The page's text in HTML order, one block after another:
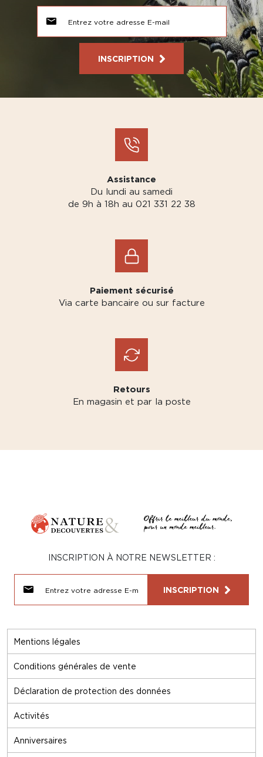
INSCRIPTION
Assistance
Du lundi au samedi
de 9h à 18h au 021 331 22 38
Paiement sécurisé
Via carte bancaire ou sur facture
Retours
En magasin et par la poste
Mentions légales
Conditions générales de vente
Déclaration de protection des données
Activités
Anniversaires
INSCRIPTION À NOTRE NEWSLETTER :
INSCRIPTION